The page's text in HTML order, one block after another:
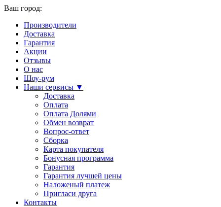
Ваш город:
Производители
Доставка
Гарантия
Акции
Отзывы
О нас
Шоу-рум
Наши сервисы ▼
Доставка
Оплата
Оплата Долями
Обмен возврат
Вопрос-ответ
Сборка
Карта покупателя
Бонусная программа
Гарантия
Гарантия лучшей цены
Наложеный платеж
Пригласи друга
Контакты